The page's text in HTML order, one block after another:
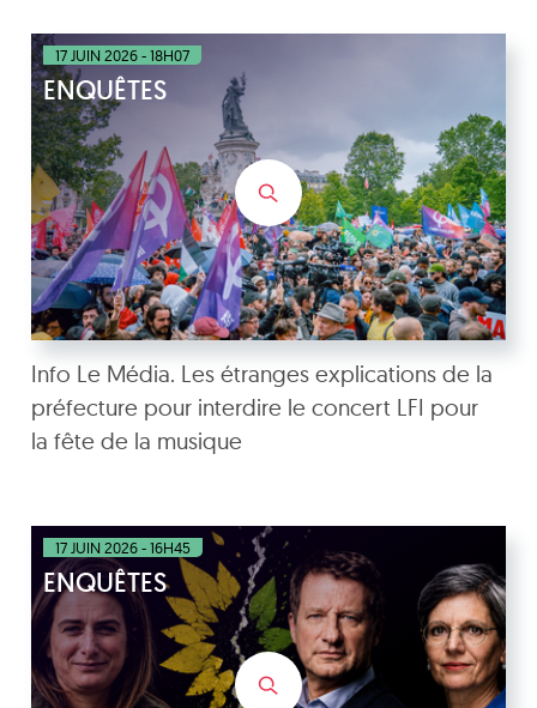
17 JUIN 2026 - 18H07
ENQUÊTES
Info Le Média. Les étranges explications de la
préfecture pour interdire le concert LFI pour
la fête de la musique
17 JUIN 2026 - 16H45
ENQUÊTES